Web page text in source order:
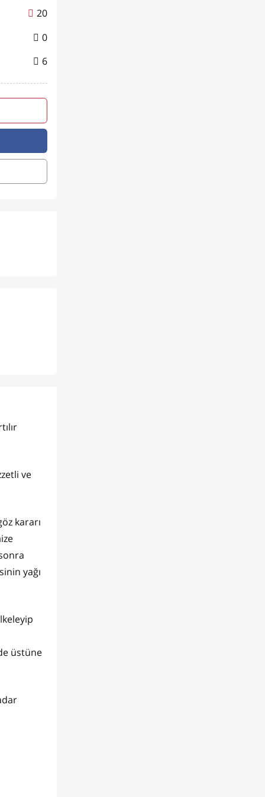
20
0
6
ve
kararı
yağı
üstüne